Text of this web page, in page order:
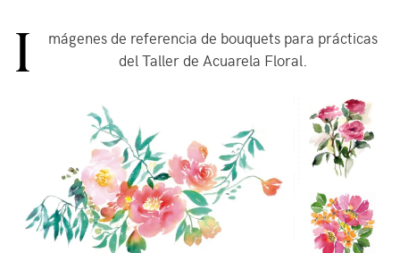
I
mágenes de referencia de bouquets para prácticas
del Taller de Acuarela Floral.